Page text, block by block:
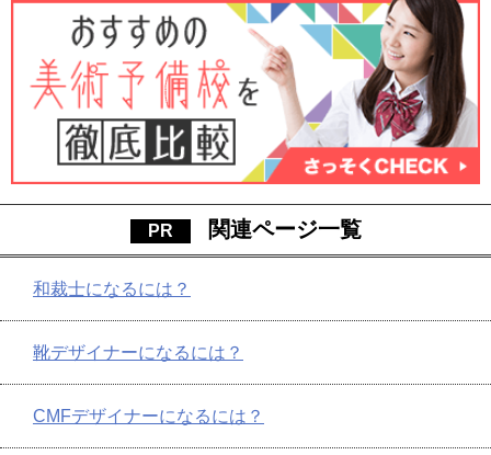
関連ページ一覧
和裁士になるには？
靴デザイナーになるには？
CMFデザイナーになるには？